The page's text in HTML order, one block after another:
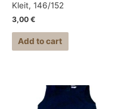
Kleit, 146/152
3,00 €
Add to cart